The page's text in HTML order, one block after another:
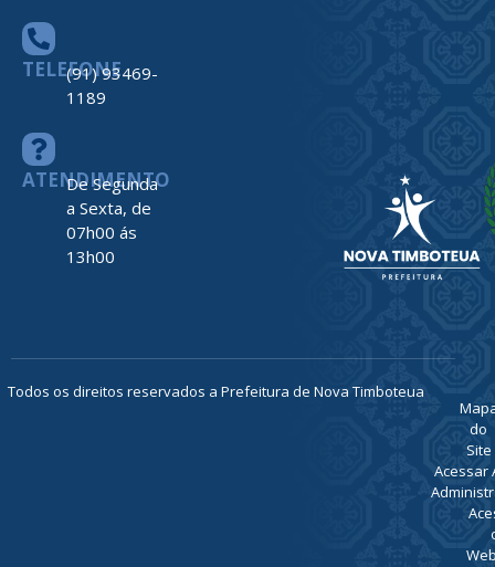
TELEFONE
(91) 93469-
1189
ATENDIMENTO
De Segunda
a Sexta, de
07h00 ás
13h00
Todos os direitos reservados a Prefeitura de Nova Timboteua
do
Site
Acessar